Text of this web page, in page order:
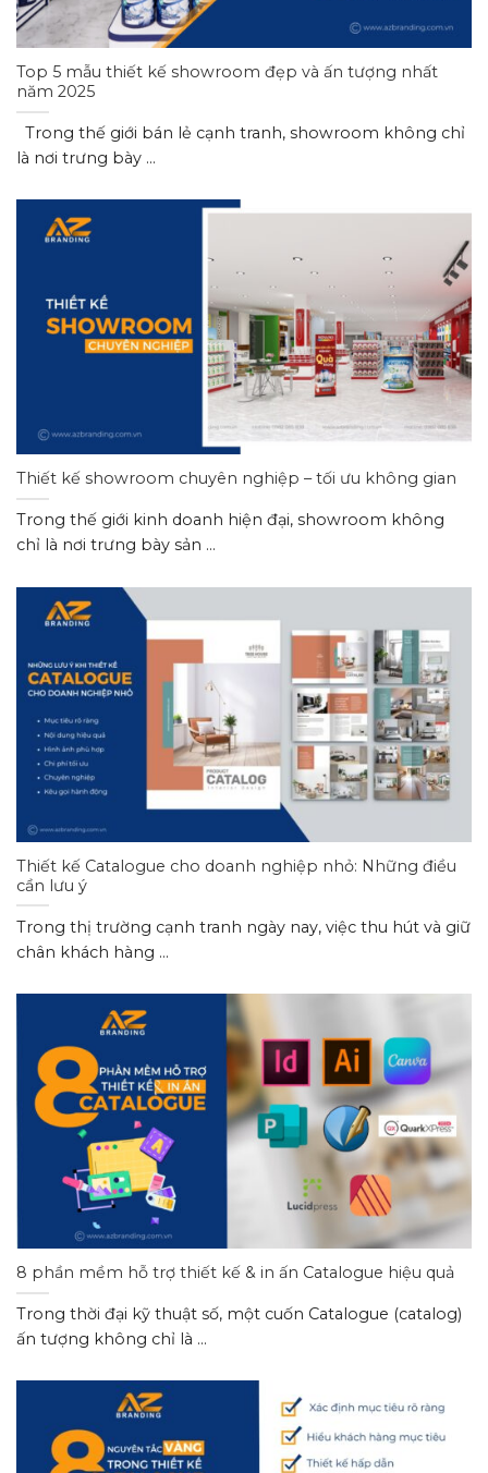
Top 5 mẫu thiết kế showroom đẹp và ấn tượng nhất
năm 2025
Trong thế giới bán lẻ cạnh tranh, showroom không chỉ
là nơi trưng bày ...
Thiết kế showroom chuyên nghiệp – tối ưu không gian
Trong thế giới kinh doanh hiện đại, showroom không
chỉ là nơi trưng bày sản ...
Thiết kế Catalogue cho doanh nghiệp nhỏ: Những điều
cần lưu ý
Trong thị trường cạnh tranh ngày nay, việc thu hút và giữ
chân khách hàng ...
8 phần mềm hỗ trợ thiết kế & in ấn Catalogue hiệu quả
Trong thời đại kỹ thuật số, một cuốn Catalogue (catalog)
ấn tượng không chỉ là ...